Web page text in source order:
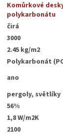
Komůrkové
polykarbonátu
čirá
3000
2.45 kg/m2
Polykarbonát
ano
pergoly, světlíky
56%
1,8 W/m2K
2100